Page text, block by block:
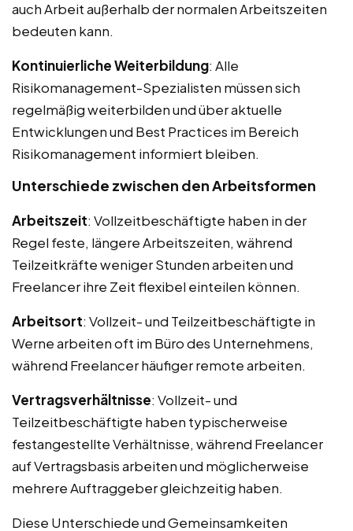
auch Arbeit außerhalb der normalen Arbeitszeiten
bedeuten kann.
Kontinuierliche Weiterbildung: Alle
Risikomanagement-Spezialisten müssen sich
regelmäßig weiterbilden und über aktuelle
Entwicklungen und Best Practices im Bereich
Risikomanagement informiert bleiben.
Unterschiede zwischen den Arbeitsformen
Arbeitszeit: Vollzeitbeschäftigte haben in der
Regel feste, längere Arbeitszeiten, während
Teilzeitkräfte weniger Stunden arbeiten und
Freelancer ihre Zeit flexibel einteilen können.
Arbeitsort: Vollzeit- und Teilzeitbeschäftigte in
Werne arbeiten oft im Büro des Unternehmens,
während Freelancer häufiger remote arbeiten.
Vertragsverhältnisse: Vollzeit- und
Teilzeitbeschäftigte haben typischerweise
festangestellte Verhältnisse, während Freelancer
auf Vertragsbasis arbeiten und möglicherweise
mehrere Auftraggeber gleichzeitig haben.
Diese Unterschiede und Gemeinsamkeiten